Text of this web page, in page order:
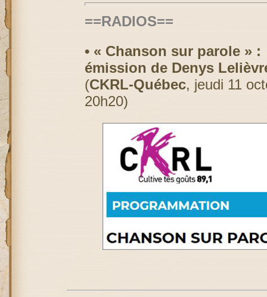
==RADIOS==
• « Chanson sur parole » :
émission de Denys
(CKRL-Québec, jeudi 11
20h20)